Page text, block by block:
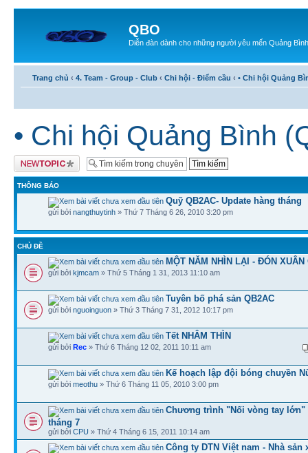
QBO
Diễn đàn dành cho những người yêu mến Quảng Bình
Trang chủ ‹ 4. Team - Group - Club ‹ Chi hội - Điểm cầu ‹ • Chi hội Quảng
• Chi hội Quảng Bình
Tạo chủ đề mới
THÔNG BÁO
Quỹ QB2AC- Update hàng tháng
gửi bởi nangthuytinh » Thứ 7 Tháng 6 26, 2010 3:20 pm
CHỦ ĐỀ
MỘT NĂM NHÌN LẠI - ĐÓN XUÂN
gửi bởi kjmcam » Thứ 5 Tháng 1 31, 2013 11:10 am
Tuyên bố phá sản QB2AC
gửi bởi nguoinguon » Thứ 3 Tháng 7 31, 2012 10:17 pm
Tết NHÂM THÌN
gửi bởi Rec » Thứ 6 Tháng 12 02, 2011 10:11 am
Kế hoạch lập đội bóng chuyền
gửi bởi meothu » Thứ 6 Tháng 11 05, 2010 3:00 pm
Chương trình "Nối vòng tay lớn"
tháng 7
gửi bởi CPU » Thứ 4 Tháng 6 15, 2011 10:14 am
Công ty DTN Việt nam - Nhà sản